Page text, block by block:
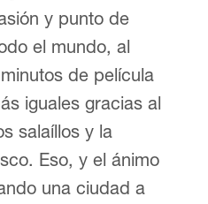
y punto de
el mundo, al
de película
iguales gracias al
salaíllos y la
Eso, y el ánimo
una ciudad a